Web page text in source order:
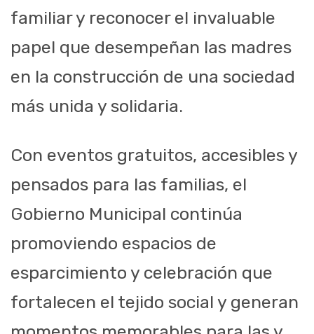
familiar y reconocer el invaluable
papel que desempeñan las madres
en la construcción de una sociedad
más unida y solidaria.
Con eventos gratuitos, accesibles y
pensados para las familias, el
Gobierno Municipal continúa
promoviendo espacios de
esparcimiento y celebración que
fortalecen el tejido social y generan